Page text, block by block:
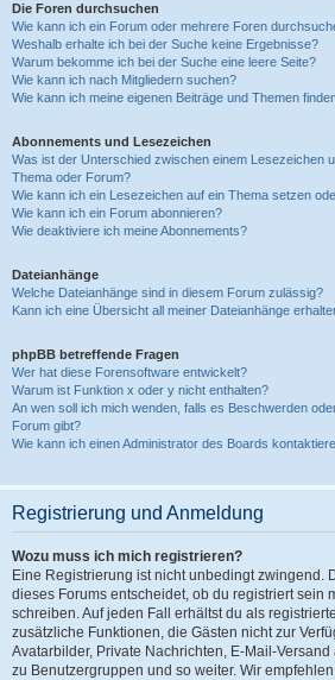
Die Foren durchsuchen
Wie kann ich ein Forum oder mehrere Foren
Weshalb erhalte ich bei der Suche keine Ergebnisse?
Warum bekomme ich bei der Suche eine leere Seite?
Wie kann ich nach Mitgliedern suchen?
Wie kann ich meine eigenen Beiträge und Themen
Abonnements und Lesezeichen
Was ist der Unterschied zwischen einem Lesezeichen
Thema oder Forum?
Wie kann ich ein Lesezeichen auf ein Thema setzen
Wie kann ich ein Forum abonnieren?
Wie deaktiviere ich meine Abonnements?
Dateianhänge
Welche Dateianhänge sind in diesem Forum zulässig?
Kann ich eine Übersicht all meiner Dateianhänge
phpBB betreffende Fragen
Wer hat diese Forensoftware entwickelt?
Warum ist Funktion x oder y nicht enthalten?
An wen soll ich mich wenden, falls es Beschwerden
Forum gibt?
Wie kann ich einen Administrator des Boards
Registrierung und Anmeldung
Wozu muss ich mich registrieren?
Eine Registrierung ist nicht unbedingt zwingend.
dieses Forums entscheidet, ob du registriert sein
schreiben. Auf jeden Fall erhältst du als
zusätzliche Funktionen, die Gästen nicht zur
Avatarbilder, Private Nachrichten, E-Mail-
zu Benutzergruppen und so weiter. Wir